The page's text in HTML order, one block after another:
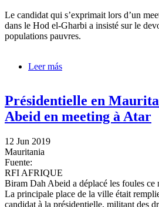
Le candidat qui s’exprimait lors d’un
dans le Hod el-Gharbi a insisté sur le
populations pauvres.
Leer más
Présidentielle en
Abeid en meeting à Atar
12 Jun 2019
Mauritania
Fuente:
RFI AFRIQUE
Biram Dah Abeid a déplacé les foules ce
La principale place de la ville était
candidat à la présidentielle, militant des